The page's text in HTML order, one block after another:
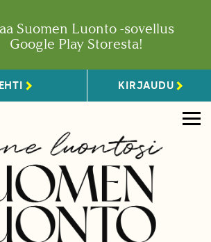
Suomen Luonto -sovellus
Google Play Storesta!
KIRJAUDU